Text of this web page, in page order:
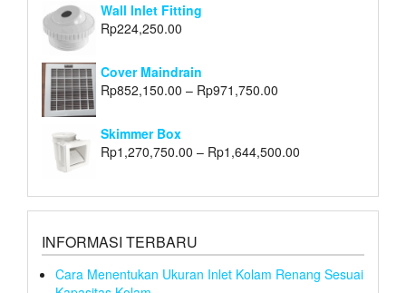
Wall Inlet Fitting
Rp224,250.00
Cover Maindrain
Rp852,150.00 – Rp971,750.00
Skimmer Box
Rp1,270,750.00 – Rp1,644,500.00
INFORMASI TERBARU
Cara Menentukan Ukuran Inlet Kolam Renang Sesuai